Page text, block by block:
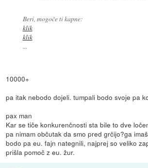
Beri, mogoče ti kapne:
klik
klik
...
10000+
pa itak nebodo dojeli. tumpali bodo svoje pa
pax man
Kar se tiče konkurenčnosti sta bile to dve
pa nimam občutak da smo pred grčijo?ga
bodo pa eu. fajn nategnili, najprej so veliko
prišla pomoč z eu. žur.